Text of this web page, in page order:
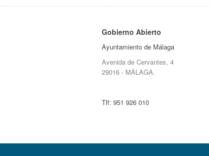
Gobierno Abierto
Ayuntamiento de Málaga
Avenida de Cervantes, 4
29016 - MÁLAGA.
Tlf: 951 926 010